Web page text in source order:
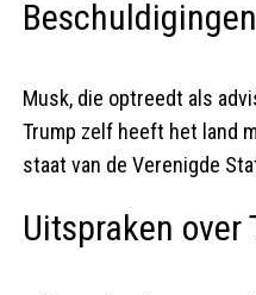
Musk, die optreedt als
Trump zelf heeft het land
staat van de Verenigde
Uitspraken over